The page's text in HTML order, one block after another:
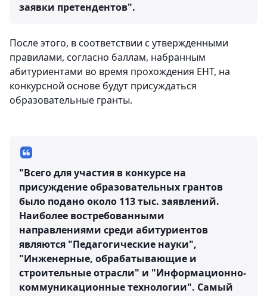
заявки претендентов".
После этого, в соответствии с утвержденными
правилами, согласно баллам, набранным
абитуриентами во время прохождения ЕНТ, на
конкурсной основе будут присуждаться
образовательные гранты.
"Всего для участия в конкурсе на
присуждение образовательных грантов
было подано около 113 тыс. заявлений.
Наиболее востребованными
направлениями среди абитуриентов
являются "Педагогические науки",
"Инженерные, обрабатывающие и
строительные отрасли" и "Информационно-
коммуникационные технологии". Самый